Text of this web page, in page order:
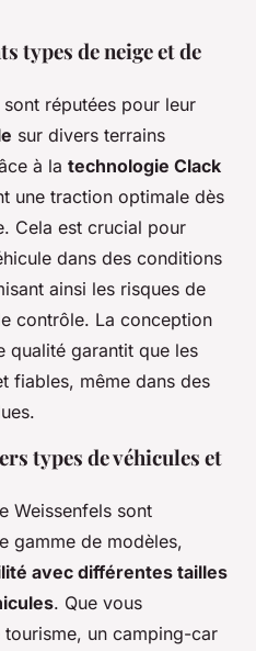
types de neige et de
sont réputées pour leur
sur divers terrains
à la technologie Clack
une traction optimale dès
Cela est crucial pour
dans des conditions
ainsi les risques de
contrôle. La conception
qualité garantit que les
fiables, même dans des
types de véhicules et
Weissenfels sont
gamme de modèles,
avec différentes tailles
. Que vous
un camping-car